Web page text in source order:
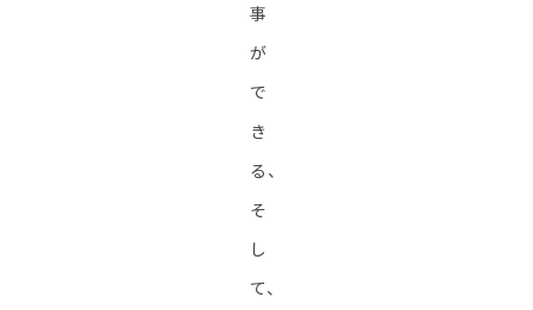
事
が
で
き
る、
そ
し
て、